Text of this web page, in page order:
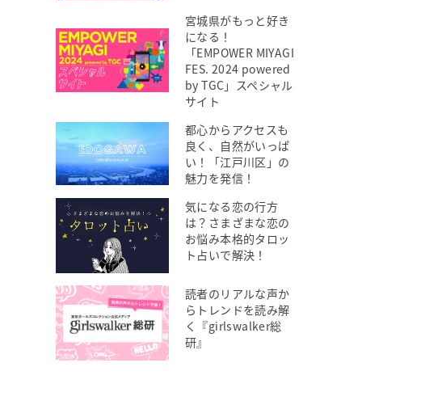
宮城県がもっと好き
になる！
「EMPOWER MIYAGI
FES. 2024 powered
by TGC」スペシャル
サイト
都心からアクセスも
良く、自然がいっぱ
い！「江戸川区」の
魅力を発信！
気になる恋の行方
は？さまざまな恋の
お悩み本格的タロッ
ト占いで解決！
読者のリアルな声か
らトレンドを読み解
く『girlswalker総
研』